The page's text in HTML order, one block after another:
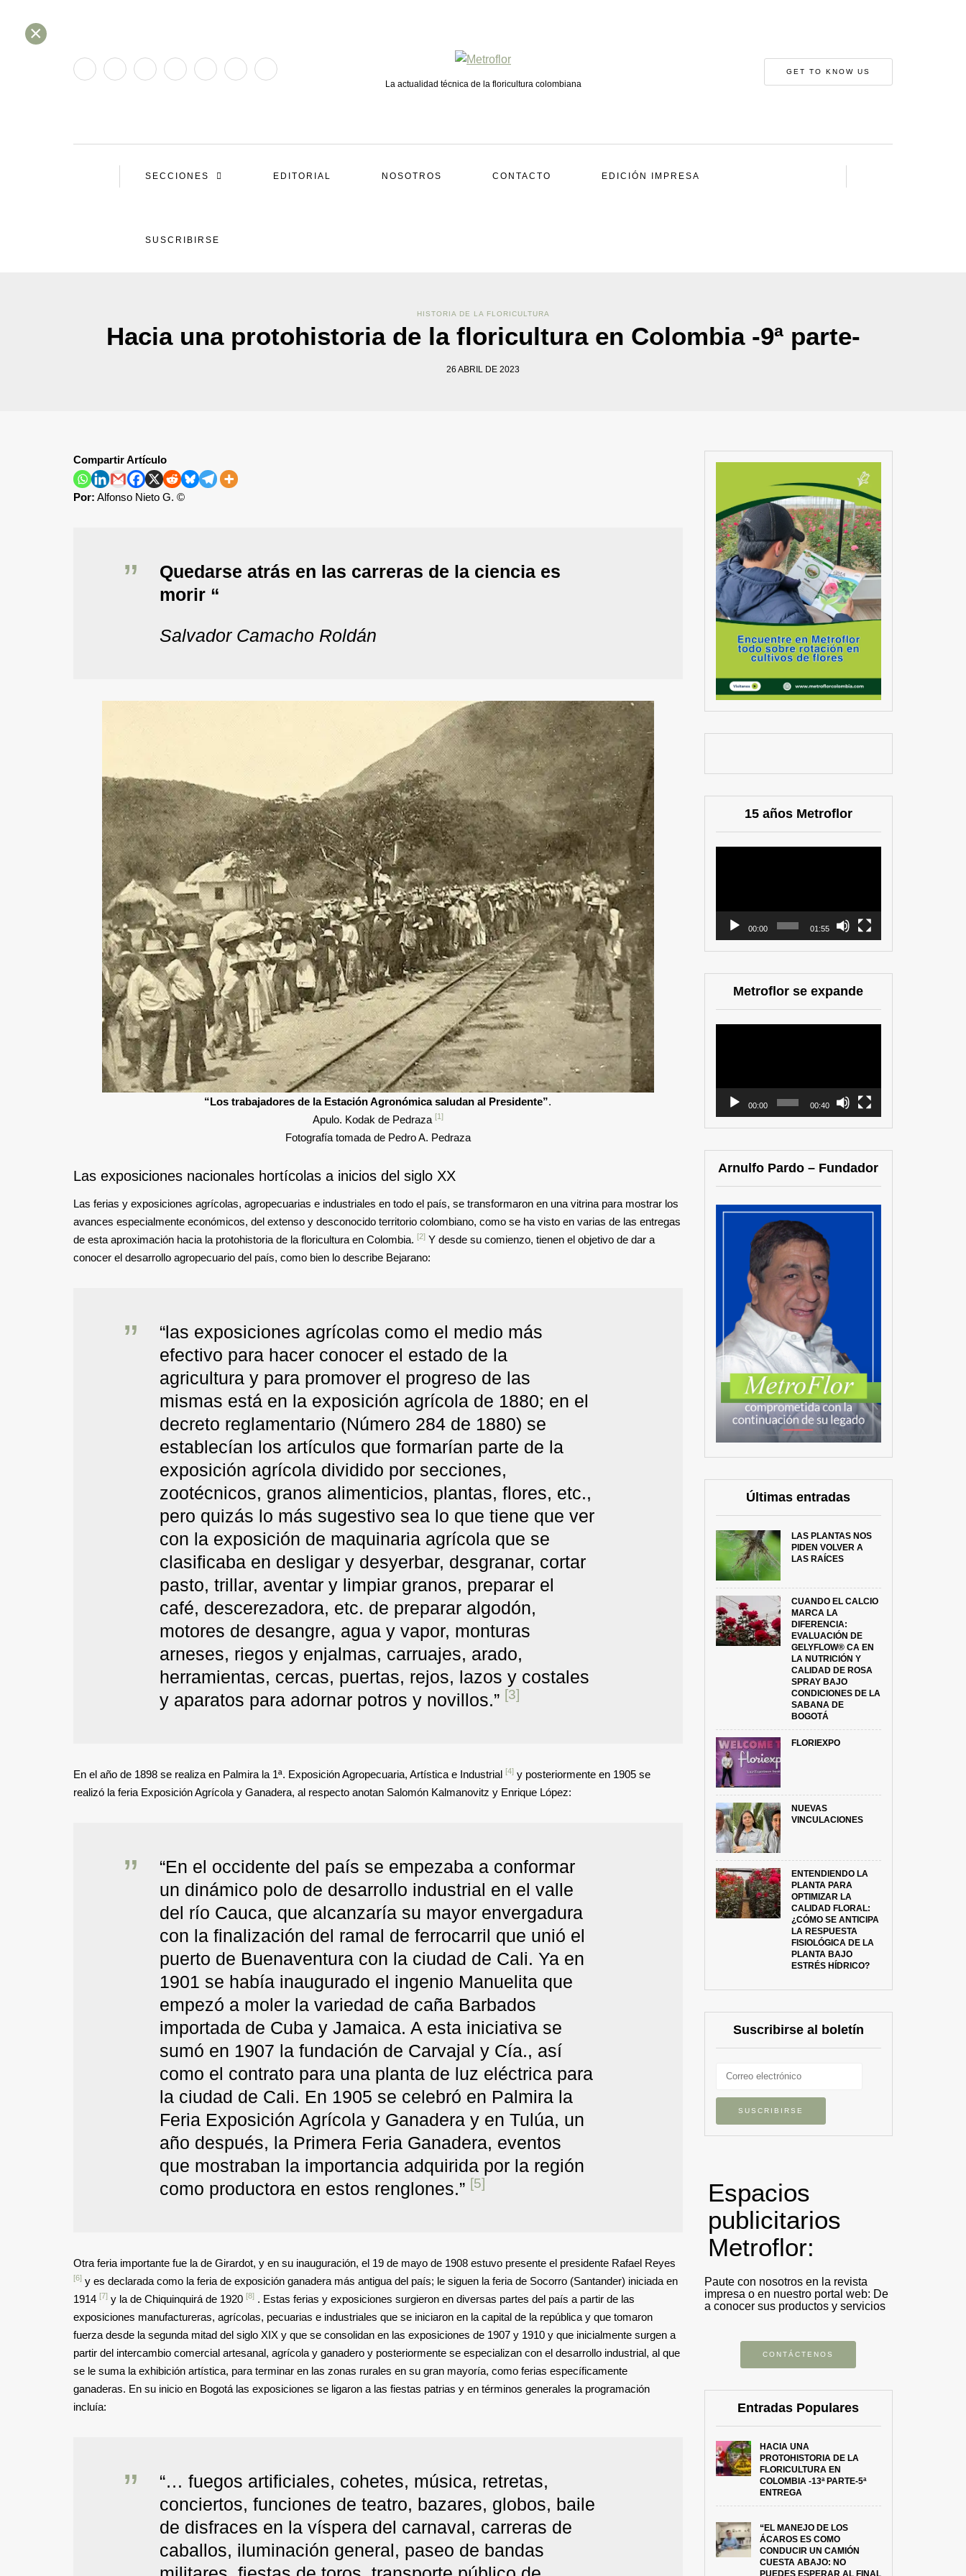
La actualidad técnica de la floricultura colombiana
GET TO KNOW US
SECCIONES EDITORIAL NOSOTROS CONTACTO EDICIÓN IMPRESA
SUSCRIBIRSE
HISTORIA DE LA FLORICULTURA
Hacia una protohistoria de la floricultura en Colombia -9ª parte-
26 ABRIL DE 2023
Compartir Artículo
Por: Alfonso Nieto G. ©
Quedarse atrás en las carreras de la ciencia es
morir “
Salvador Camacho Roldán
“Los trabajadores de la Estación Agronómica saludan al Presidente”.
Apulo. Kodak de Pedraza [1]
Fotografía tomada de Pedro A. Pedraza
Las exposiciones nacionales hortícolas a inicios del siglo XX
Las ferias y exposiciones agrícolas, agropecuarias e industriales en todo el país, se transformaron en una vitrina para mostrar los
avances especialmente económicos, del extenso y desconocido territorio colombiano, como se ha visto en varias de las entregas
de esta aproximación hacia la protohistoria de la floricultura en Colombia. [2] Y desde su comienzo, tienen el objetivo de dar a
conocer el desarrollo agropecuario del país, como bien lo describe Bejarano:
“las exposiciones agrícolas como el medio más
efectivo para hacer conocer el estado de la
agricultura y para promover el progreso de las
mismas está en la exposición agrícola de 1880; en el
decreto reglamentario (Número 284 de 1880) se
establecían los artículos que formarían parte de la
exposición agrícola dividido por secciones,
zootécnicos, granos alimenticios, plantas, flores, etc.,
pero quizás lo más sugestivo sea lo que tiene que ver
con la exposición de maquinaria agrícola que se
clasificaba en desligar y desyerbar, desgranar, cortar
pasto, trillar, aventar y limpiar granos, preparar el
café, descerezadora, etc. de preparar algodón,
motores de desangre, agua y vapor, monturas
arneses, riegos y enjalmas, carruajes, arado,
herramientas, cercas, puertas, rejos, lazos y costales
y aparatos para adornar potros y novillos.” [3]
En el año de 1898 se realiza en Palmira la 1ª. Exposición Agropecuaria, Artística e Industrial [4] y posteriormente en 1905 se
realizó la feria Exposición Agrícola y Ganadera, al respecto anotan Salomón Kalmanovitz y Enrique López:
“En el occidente del país se empezaba a conformar
un dinámico polo de desarrollo industrial en el valle
del río Cauca, que alcanzaría su mayor envergadura
con la finalización del ramal de ferrocarril que unió el
puerto de Buenaventura con la ciudad de Cali. Ya en
1901 se había inaugurado el ingenio Manuelita que
empezó a moler la variedad de caña Barbados
importada de Cuba y Jamaica. A esta iniciativa se
sumó en 1907 la fundación de Carvajal y Cía., así
como el contrato para una planta de luz eléctrica para
la ciudad de Cali. En 1905 se celebró en Palmira la
Feria Exposición Agrícola y Ganadera y en Tulúa, un
año después, la Primera Feria Ganadera, eventos
que mostraban la importancia adquirida por la región
como productora en estos renglones.” [5]
Otra feria importante fue la de Girardot, y en su inauguración, el 19 de mayo de 1908 estuvo presente el presidente Rafael Reyes
[6] y es declarada como la feria de exposición ganadera más antigua del país; le siguen la feria de Socorro (Santander) iniciada en
1914 [7] y la de Chiquinquirá de 1920 [8] . Estas ferias y exposiciones surgieron en diversas partes del país a partir de las
exposiciones manufactureras, agrícolas, pecuarias e industriales que se iniciaron en la capital de la república y que tomaron
fuerza desde la segunda mitad del siglo XIX y que se consolidan en las exposiciones de 1907 y 1910 y que inicialmente surgen a
partir del intercambio comercial artesanal, agrícola y ganadero y posteriormente se especializan con el desarrollo industrial, al que
se le suma la exhibición artística, para terminar en las zonas rurales en su gran mayoría, como ferias específicamente
ganaderas. En su inicio en Bogotá las exposiciones se ligaron a las fiestas patrias y en términos generales la programación
incluía:
“… fuegos artificiales, cohetes, música, retretas,
conciertos, funciones de teatro, bazares, globos, baile
de disfraces en la víspera del carnaval, carreras de
caballos, iluminación general, paseo de bandas
15 años Metroflor
00:00 01:55
Metroflor se expande
00:00 00:40
Arnulfo Pardo – Fundador
Últimas entradas
LAS PLANTAS NOS
PIDEN VOLVER A
LAS RAÍCES
CUANDO EL CALCIO
MARCA LA
DIFERENCIA:
EVALUACIÓN DE
GELYFLOW® CA EN
LA NUTRICIÓN Y
CALIDAD DE ROSA
SPRAY BAJO
CONDICIONES DE LA
SABANA DE
BOGOTÁ
FLORIEXPO
NUEVAS
VINCULACIONES
ENTENDIENDO LA
PLANTA PARA
OPTIMIZAR LA
CALIDAD FLORAL:
¿CÓMO SE ANTICIPA
LA RESPUESTA
FISIOLÓGICA DE LA
PLANTA BAJO
ESTRÉS HÍDRICO?
Suscribirse al boletín
Espacios
publicitarios
Metroflor:
Paute con nosotros en la revista
impresa o en nuestro portal web: De
a conocer sus productos y servicios
CONTÁCTENOS
Entradas Populares
HACIA UNA
PROTOHISTORIA DE LA
FLORICULTURA EN
COLOMBIA -13ª PARTE-5ª
ENTREGA
“EL MANEJO DE LOS
ÁCAROS ES COMO
CONDUCIR UN CAMIÓN
CUESTA ABAJO: NO
PUEDES ESPERAR AL FINAL
×